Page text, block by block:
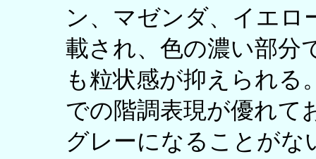
ン、マゼンダ、イエロ
載され、色の濃い部分
も粒状感が抑えられる
での階調表現が優れて
グレーになることがな